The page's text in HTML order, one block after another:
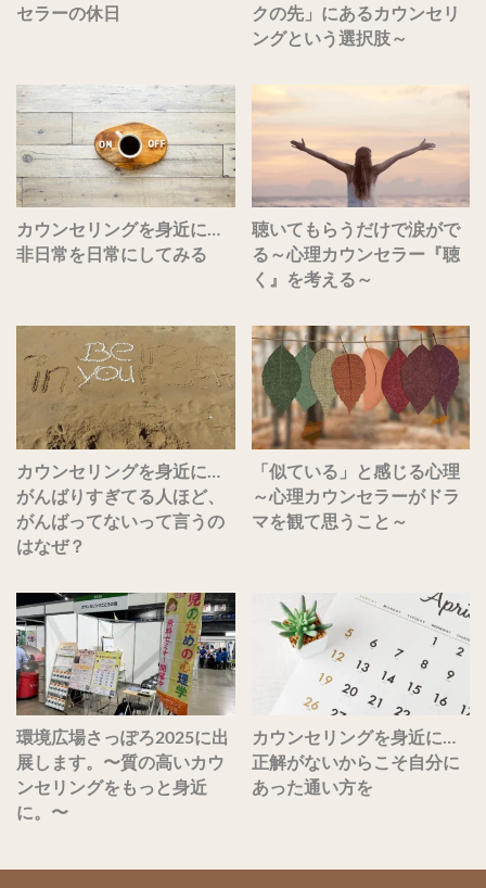
セラーの休日
クの先」にあるカウンセリ
ングという選択肢～
カウンセリングを身近に…
非日常を日常にしてみる
聴いてもらうだけで涙がで
る～心理カウンセラー『聴
く』を考える～
カウンセリングを身近に…
がんばりすぎてる人ほど、
がんばってないって言うの
はなぜ？
「似ている」と感じる心理
～心理カウンセラーがドラ
マを観て思うこと～
環境広場さっぽろ2025に出
展します。〜質の高いカウ
ンセリングをもっと身近
に。〜
カウンセリングを身近に…
正解がないからこそ自分に
あった通い方を